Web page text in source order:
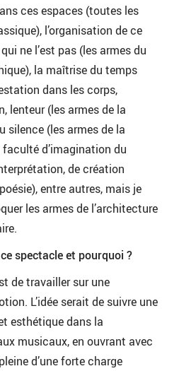
ces espaces (toutes les
l’organisation de ce
ne l’est pas (les armes du
la maîtrise du temps
dans les corps,
lenteur (les armes de la
silence (les armes de la
d’imagination du
de création
entre autres, mais je
les armes de l’architecture
spectacle et pourquoi ?
de travailler sur une
L’idée serait de suivre une
esthétique dans la
musicaux, en ouvrant avec
d’une forte charge